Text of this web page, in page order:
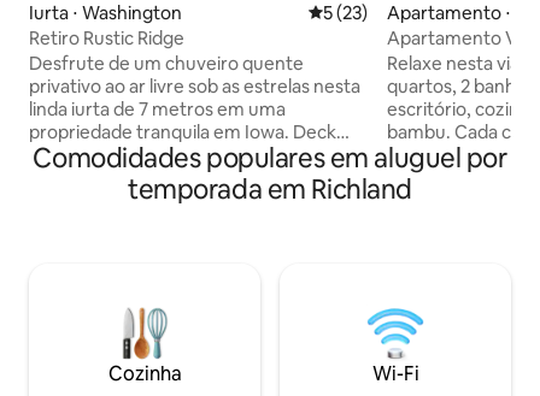
Iurta ⋅ Washington 5 de uma avaliação média
5 (23)
Retiro Rustic Ridge
Desfrute de um chuveiro quente
privativo ao ar livre sob as estrelas nesta
linda iurta de 7 metros em uma
propriedade tranquila em Iowa. Deck
elevado com churrasqueira, mesa com
lareira, sofá modular e vistas amplas da
pradaria. No interior - uma cúpula de
água corrente, mas fornecemos galões
de água fresca Culligan, um banheiro
químico limpo com descarga, pia e luz,
além do novo chuveiro externo. Passe
Apartamento ⋅
ty
Apartamento
City perto de
Relaxe nesta
quartos, 2
escritório,
bambu. Cada cama é Queen. Tudo novo:
colchão queen
condicionado,
fogão com tampo de
ótimas vistas
OBSERVAÇÃO:
Wi-Fi disponíveis. Bom sinal de celular
para usar seu
Comodidades populares em aluguel por
temporada em Richland
Cozinha Wi-Fi